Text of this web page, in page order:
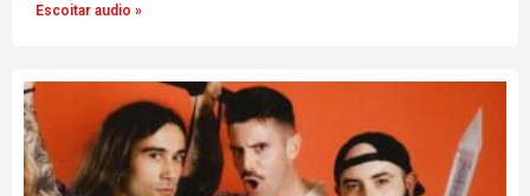
Escoitar audio »